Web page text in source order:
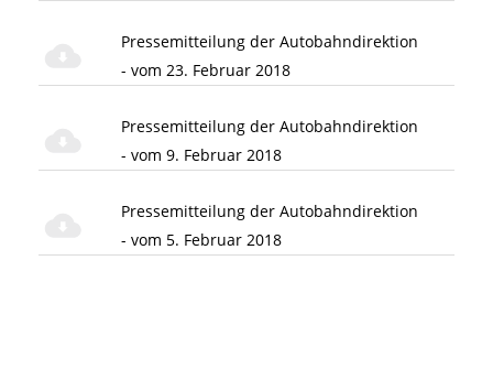
Pressemitteilung der Autobahndirektion
- vom 23. Februar 2018
Pressemitteilung der Autobahndirektion
- vom 9. Februar 2018
Pressemitteilung der Autobahndirektion
- vom 5. Februar 2018